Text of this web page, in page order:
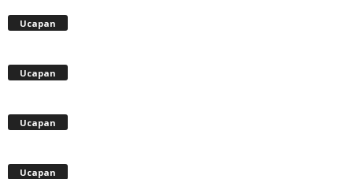
Ucapan
Ucapan
Ucapan
Ucapan